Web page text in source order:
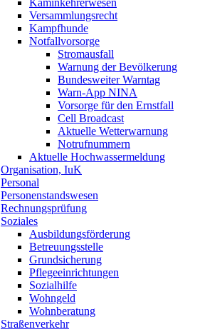
Kaminkehrerwesen
Versammlungsrecht
Kampfhunde
Notfallvorsorge
Stromausfall
Warnung der Bevölkerung
Bundesweiter Warntag
Warn-App NINA
Vorsorge für den Ernstfall
Cell Broadcast
Aktuelle Wetterwarnung
Notrufnummern
Aktuelle Hochwassermeldung
Organisation, IuK
Personal
Personenstandswesen
Rechnungsprüfung
Soziales
Ausbildungsförderung
Betreuungsstelle
Grundsicherung
Pflegeeinrichtungen
Sozialhilfe
Wohngeld
Wohnberatung
Straßenverkehr